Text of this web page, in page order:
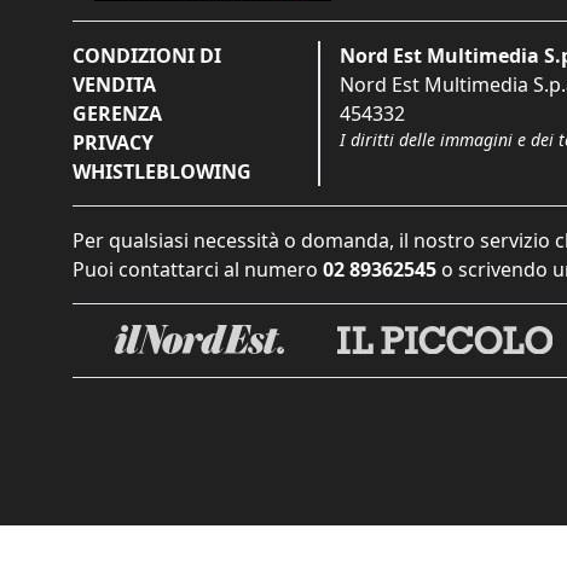
CONDIZIONI DI
VENDITA
GERENZA
PRIVACY
WHISTLEBLOWING
Nord Est Multimedia
Nord Est Multimedia
454332
I diritti delle immagini e dei
Per qualsiasi necessità o domanda, il nostro servizio
Puoi contattarci al numero 02 89362545 o scrivendo